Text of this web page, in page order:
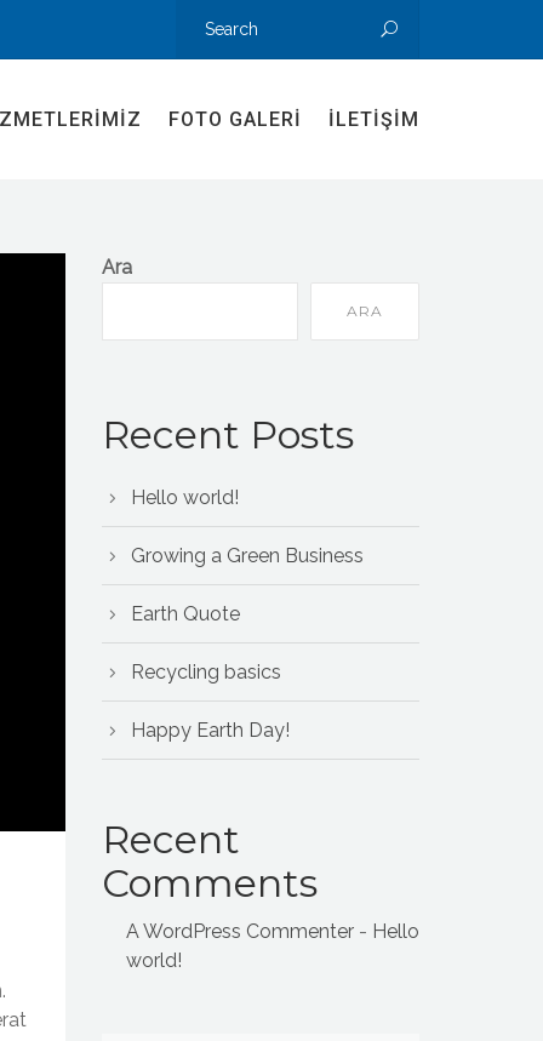
FOTO GALERI İLETIŞIM
Ara
ARA
Recent Posts
Hello world!
Growing a Green Business
Earth Quote
Recycling basics
Happy Earth Day!
Recent
Comments
A WordPress Commenter- Hello
world!